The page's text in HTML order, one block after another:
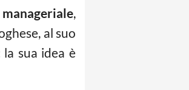
,
al suo
la sua idea è